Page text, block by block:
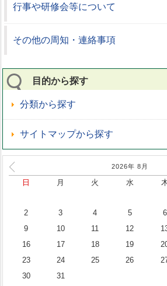
行事や研修会等について
その他の周知・連絡事項
目的から探す
分類から探す
サイトマップから探す
2026年 8 月
日 月 火 水
2
3 4 5 6
9
10 11 12
16
17 18 19
23
24 25 26
30
31